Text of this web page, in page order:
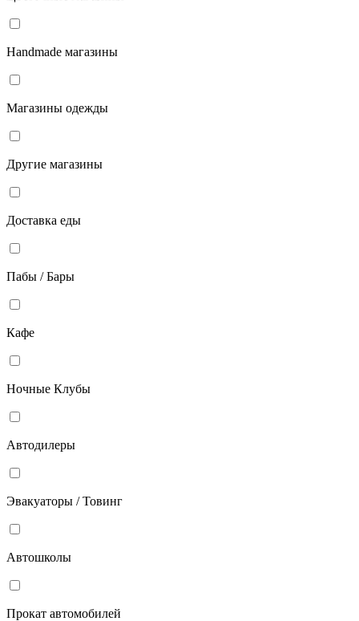
Handmade магазины
Магазины одежды
Другие магазины
Доставка еды
Пабы / Бары
Кафе
Ночные Клубы
Автодилеры
Эвакуаторы / Товинг
Автошколы
Прокат автомобилей